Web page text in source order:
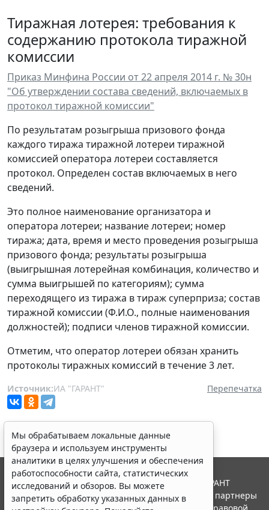
Тиражная лотерея: требования к
содержанию протокола тиражной
комиссии
Приказ Минфина России от 22 апреля 2014 г. № 30н
"Об утверждении состава сведений, включаемых в
протокол тиражной комиссии"
По результатам розыгрыша призового фонда
каждого тиража тиражной лотереи тиражной
комиссией оператора лотереи составляется
протокол. Определен состав включаемых в него
сведений.
Это полное наименование организатора и
оператора лотереи; название лотереи; номер
тиража; дата, время и место проведения розыгрыша
призового фонда; результаты розыгрыша
(выигрышная лотерейная комбинация, количество и
сумма выигрышей по категориям); сумма
переходящего из тиража в тираж суперприза; состав
тиражной комиссии (Ф.И.О., полные наименования
должностей); подписи членов тиражной комиссии.
Отметим, что оператор лотереи обязан хранить
протоколы тиражных комиссий в течение 3 лет.
Источник:ИА "ГАРАНТ" Перепечатка
Мы обрабатываем локальные данные
браузера и используем инструменты
аналитики в целях улучшения и обеспечения
работоспособности сайта, статистических
исследований и обзоров. Вы можете
запретить обработку указанных данных в
© ООО "НПП "ГАРАНТ-СЕРВИС", 2026. Система ГАРАНТ
выпускается с 1990 года. Компания "Гарант" и ее партнеры